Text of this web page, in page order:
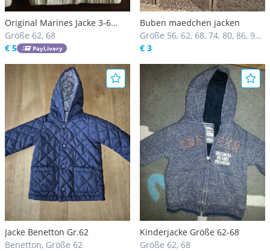
Original Marines Jacke 3-6
Monate
Größe 62, 68
€ 5
PayLivery
Buben maedchen jacken
Größe 56, 62, 68, 74, 80, 86, 92,
98, 104, 110, 116, 122, 128, 134,
176
€ 3
Jacke Benetton Gr.62
Benetton, Größe 62
Kinderjacke Größe 62-68
Größe 62, 68